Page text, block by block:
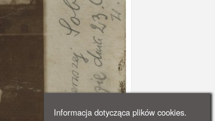
Informacja dotycząca plików cookies.